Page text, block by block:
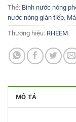
Thẻ: Bình nước nóng
nước nóng gián tiếp,
Thương hiệu: RHEEM
MÔ TẢ